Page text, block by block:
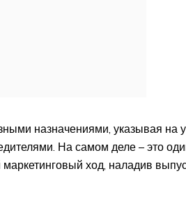
назначениями, указывая на
На самом деле – это
ход, наладив